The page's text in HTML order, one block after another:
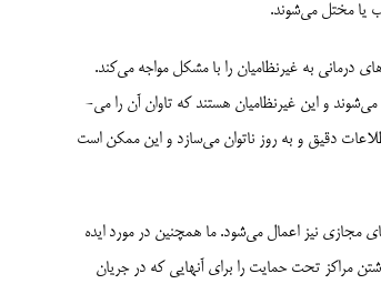
یا مختل می‌شوند.
درمانی به غیرنظامیان را با مشکل مواجه می‌­کند.
وقتی زیرساخت‌های آب یا انرژی در حوزه سایبری هدف قرار می‌گیرند، خدمات ضروری مختل می‌شوند و این غیرنظامیان هستند که تاوان آن را می‌­
دقیق و به روز ناتوان می‌­سازد و این ممکن است
مجازی نیز اعمال می‌شود. ما همچنین در مورد ایده
مراکز تحت حمایت را برای آنهایی که در جریان